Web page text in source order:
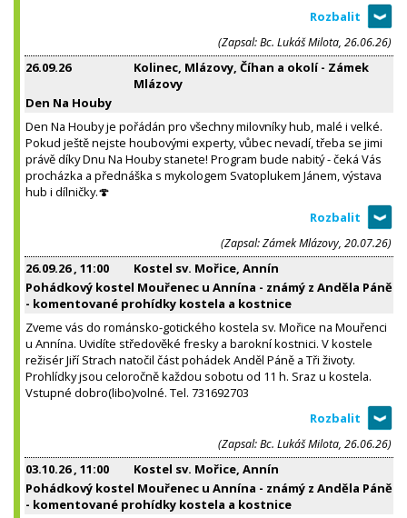
(Zapsal: Bc. Lukáš Milota, 26.06.26)
26.09.26
Kolinec, Mlázovy, Číhan a okolí - Zámek
Mlázovy
Den Na Houby
Den Na Houby je pořádán pro všechny milovníky hub, malé i velké.
Pokud ještě nejste houbovými experty, vůbec nevadí, třeba se jimi
právě díky Dnu Na Houby stanete! Program bude nabitý - čeká Vás
procházka a přednáška s mykologem Svatoplukem Jánem, výstava
hub i dílničky.🍄
(Zapsal: Zámek Mlázovy, 20.07.26)
26.09.26, 11:00
Kostel sv. Mořice, Annín
Pohádkový kostel Mouřenec u Annína - známý z Anděla Páně
- komentované prohídky kostela a kostnice
Zveme vás do románsko-gotického kostela sv. Mořice na Mouřenci
u Annína. Uvidíte středověké fresky a barokní kostnici. V kostele
režisér Jiří Strach natočil část pohádek Anděl Páně a Tři životy.
Prohlídky jsou celoročně každou sobotu od 11 h. Sraz u kostela.
Vstupné dobro(libo)volné. Tel. 731692703
(Zapsal: Bc. Lukáš Milota, 26.06.26)
03.10.26, 11:00
Kostel sv. Mořice, Annín
Pohádkový kostel Mouřenec u Annína - známý z Anděla Páně
- komentované prohídky kostela a kostnice